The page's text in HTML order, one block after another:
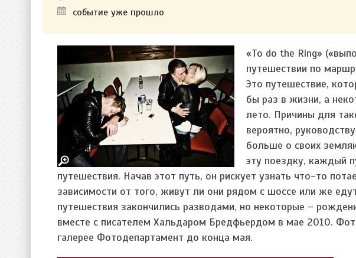
событие уже прошло
«To do the Ring»
путешествии по
Это путешествие,
бы раз в жизни, а
лето. Причины для
вероятно,
больше о своих
эту поездку, каждый
путешествия. Начав этот путь, он рискует узнать что-то
зависимости от того, живут ли они рядом с шоссе или же
путешествия закончились разводами, но некоторые –
вместе с писателем Хальдаром Бредфьердом в мае 2010.
галерее Фотодепартамент до конца мая.